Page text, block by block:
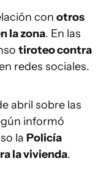
con otros
la zona. En las
tiroteo contra
redes sociales.
abril sobre las
informó
la Policía
la vivienda.